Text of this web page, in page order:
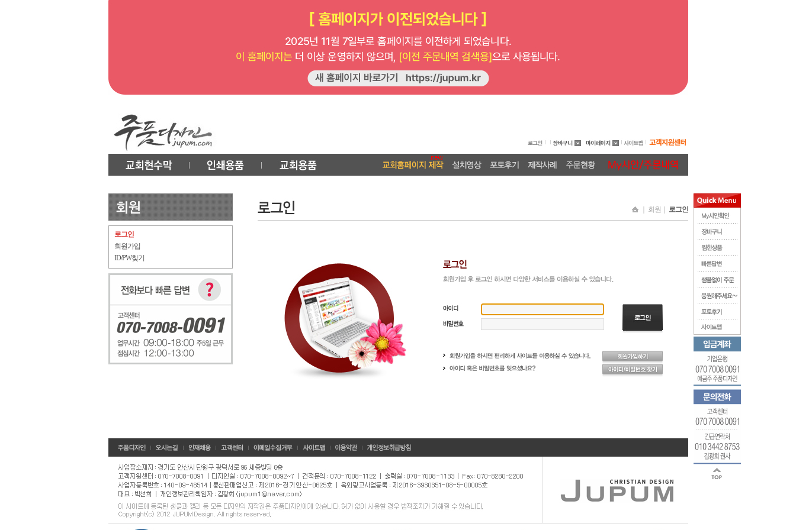
로그인
회원가입
ID/PW찾기
｜ 회원｜ 로그인